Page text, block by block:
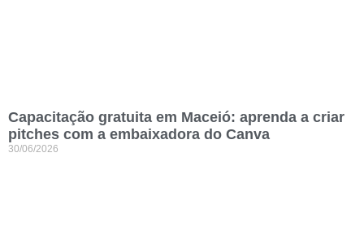
Capacitação gratuita em Maceió: aprenda a criar
pitches com a embaixadora do Canva
30/06/2026